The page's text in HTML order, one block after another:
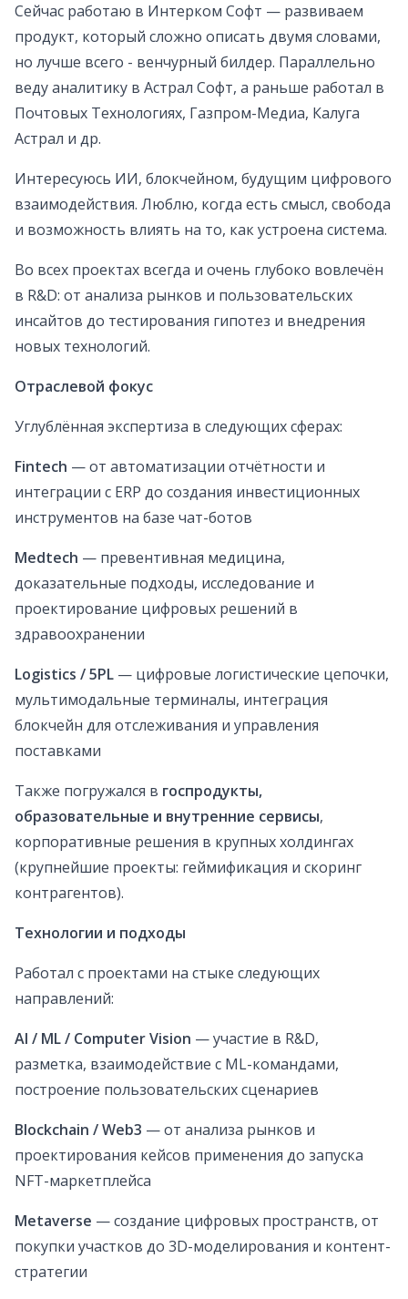
Сейчас работаю в Интерком Софт — развиваем
продукт, который сложно описать двумя словами,
но лучше всего - венчурный билдер. Параллельно
веду аналитику в Астрал Софт, а раньше работал в
Почтовых Технологиях, Газпром-Медиа, Калуга
Астрал и др.
Интересуюсь ИИ, блокчейном, будущим цифрового
взаимодействия. Люблю, когда есть смысл, свобода
и возможность влиять на то, как устроена система.
Во всех проектах всегда и очень глубоко вовлечён
в R&D: от анализа рынков и пользовательских
инсайтов до тестирования гипотез и внедрения
новых технологий.
Отраслевой фокус
Углублённая экспертиза в следующих сферах:
Fintech — от автоматизации отчётности и
интеграции с ERP до создания инвестиционных
инструментов на базе чат-ботов
Medtech — превентивная медицина,
доказательные подходы, исследование и
проектирование цифровых решений в
здравоохранении
Logistics / 5PL — цифровые логистические цепочки,
мультимодальные терминалы, интеграция
блокчейн для отслеживания и управления
поставками
Также погружался в госпродукты,
образовательные и внутренние сервисы,
корпоративные решения в крупных холдингах
(крупнейшие проекты: геймификация и скоринг
контрагентов).
Технологии и подходы
Работал с проектами на стыке следующих
направлений:
AI / ML / Computer Vision — участие в R&D,
разметка, взаимодействие с ML-командами,
построение пользовательских сценариев
Blockchain / Web3 — от анализа рынков и
проектирования кейсов применения до запуска
NFT-маркетплейса
Metaverse — создание цифровых пространств, от
покупки участков до 3D-моделирования и контент-
стратегии